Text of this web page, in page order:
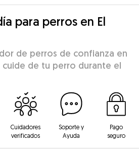
para perros en El
de perros de confianza en
cuide de tu perro durante el
Cuidadores
verificados
Soporte y
Ayuda
Pago
seguro